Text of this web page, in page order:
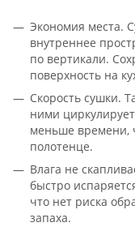
Экономия места.
внутреннее
по вертикали.
поверхность на
Скорость сушки.
ними
меньше времени,
полотенце.
Влага не
быстро
что нет риска
запаха.